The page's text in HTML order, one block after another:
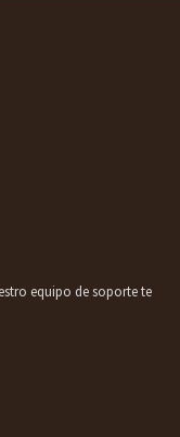
equipo de soporte te